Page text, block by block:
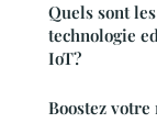
Quels sont
technologie
IoT?
Boostez votre